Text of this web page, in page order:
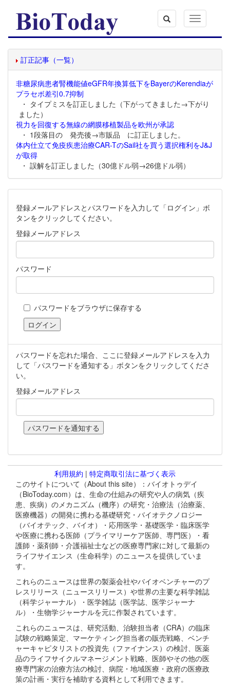
Toggle
navigation
訂正記事（一覧）
非糖尿病患者腎機能値eGFR年換算低下をBayerのKerendiaが
プラセボ差引0.7抑制
・ タイプミスを訂正しました（下がってきました→下がり
ました）
視力を回復する無線の網膜移植製品を欧州が承認
・ 1段落目の 発売後→市販品 に訂正しました。
体内仕立て免疫疾患治療CAR-TのSail社を買う選択権利をJ&J
が取得
・ 誤解を訂正しました（30億ドル弱→26億ドル弱）
登録メールアドレスとパスワードを入力して「ログイン」ボ
タンをクリックしてください。
登録メールアドレス
パスワード
パスワードをブラウザに保存する
パスワードを忘れた場合、ここに登録メールアドレスを入力
して「パスワードを通知する」ボタンをクリックしてくださ
い。
登録メールアドレス
利用規約 | 特定商取引法に基づく表示
このサイトについて（About this site）：バイオトゥデイ
（BioToday.com）は、生命の仕組みの研究や人の病気（疾
患、疾病）のメカニズム（機序）の研究・治療法（治療薬、
医療機器）の開発に携わる基礎研究・バイオテクノロジー
（バイオテック、バイオ）・応用医学・基礎医学・臨床医学
や医療に携わる医師（プライマリーケア医師、専門医）・看
護師・薬剤師・介護福祉士などの医療専門家に対して最新の
ライフサイエンス（生命科学）のニュースを提供していま
す。
これらのニュースは世界の製薬会社やバイオベンチャーのプ
レスリリース（ニュースリリース）や世界の主要な科学雑誌
（科学ジャーナル）・医学雑誌（医学誌、医学ジャーナ
ル）・生物学ジャーナルを元に作製されています。
これらのニュースは、研究活動、治験担当者（CRA）の臨床
試験の戦略策定、マーケティング担当者の販売戦略、ベンチ
ャーキャピタリストの投資先（ファイナンス）の検討、医薬
品のライフサイクルマネージメント戦略、医師やその他の医
療専門家の治療方法の検討、病院・地域医療・政府の医療政
策の計画・実行を補助する資料として利用できます。